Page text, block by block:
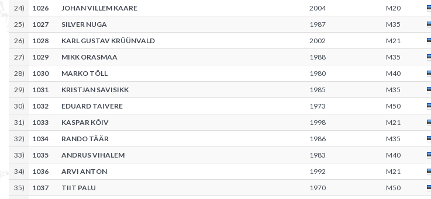
24) 1026 JOHAN VILLEM KAARE 2004 M20
25) 1027 SILVER NUGA 1987 M35
26) 1028 KARL GUSTAV KRÜÜNVALD 2002 M21
27) 1029 MIKK ORASMAA 1988 M35
28) 1030 MARKO TÕLL 1980 M40
29) 1031 KRISTJAN SAVISIKK 1985 M35
30) 1032 EDUARD TAIVERE 1973 M50
31) 1033 KASPAR KÕIV 1998 M21
32) 1034 RANDO TÄÄR 1986 M35
33) 1035 ANDRUS VIHALEM 1983 M40
34) 1036 ARVI ANTON 1992 M21
35) 1037 TIIT PALU 1970 M50